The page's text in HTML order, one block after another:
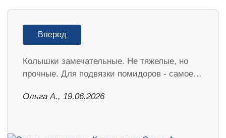
Вперед
Колышки замечательные. Не тяжелые, но
прочные. Для подвязки помидоров - самое…
Ольга А., 19.06.2026